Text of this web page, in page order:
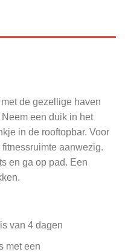
de gezellige haven
een duik in het
in de rooftopbar. Voor
aanwezig.
en ga op pad. Een
van 4 dagen
met een